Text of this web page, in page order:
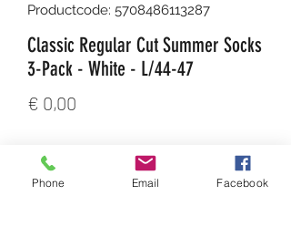
Productcode: 5708486113287
Classic Regular Cut Summer Socks
3-Pack - White - L/44-47
€ 0,00
Aantal
Phone Email Facebook